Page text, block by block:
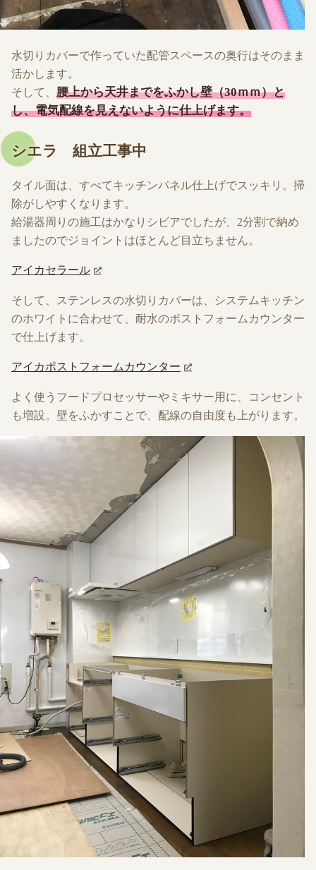
水切りカバーで作っていた配管スペースの奥行はそのまま
活かします。
そして、 腰上から天井までをふかし壁（30ｍｍ）と
し、電気配線を見えないように仕上げます。
シエラ 組立工事中
タイル面は、すべてキッチンパネル仕上げでスッキリ。掃
除がしやすくなります。
給湯器周りの施工はかなりシビアでしたが、2分割で納め
ましたのでジョイントはほとんど目立ちません。
アイカセラール
そして、ステンレスの水切りカバーは、システムキッチン
のホワイトに合わせて、耐水のポストフォームカウンター
で仕上げます。
アイカポストフォームカウンター
よく使うフードプロセッサーやミキサー用に、コンセント
も増設。壁をふかすことで、配線の自由度も上がります。